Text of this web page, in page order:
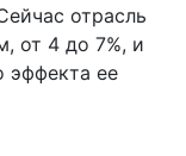
отрасль
от 4 до 7%, и
эффекта ее